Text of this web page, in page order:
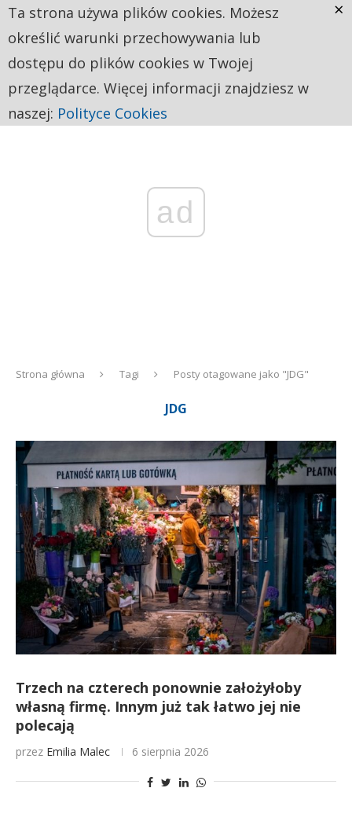
ad
Strona główna Tagi Posty otagowane jako "JDG"
JDG
Trzech na czterech ponownie założyłoby
własną firmę. Innym już tak łatwo jej nie
polecają
przez Emilia Malec 6 sierpnia 2026
Ta strona używa plików cookies. Możesz
określić warunki przechowywania lub
dostępu do plików cookies w Twojej
przeglądarce. Więcej informacji znajdziesz w
naszej: Polityce Cookies
×